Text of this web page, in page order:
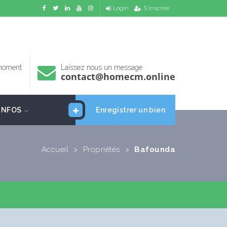
Login S'inscrire
Laissez nous un message
contact@homecm.online
Enregistrer un bien
Accueil > Propriétés > Bafounda